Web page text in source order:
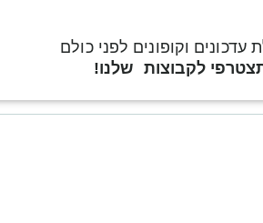
עדכונים וקופונים לפני כולם
לקבוצות שלנו!